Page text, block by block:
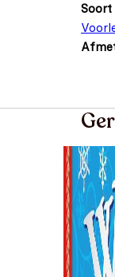
Soort